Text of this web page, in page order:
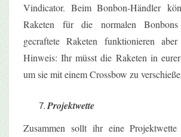
Vindicator. Beim Bonbon-Händler
Raketen für die normalen Bonbons
gecraftete Raketen funktionieren
Hinweis: Ihr müsst die Raketen in eurer
um sie mit einemCrossbow zu
Projektwette
Zusammen sollt ihr eine Projektwette